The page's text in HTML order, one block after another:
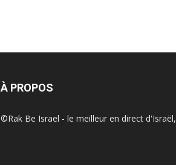
À PROPOS
©Rak Be Israel - le meilleur en direct d'Israël,